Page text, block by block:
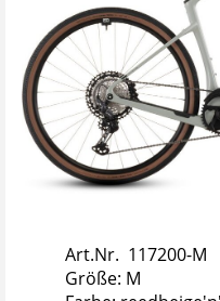
Art.Nr. 117200-M
Größe: M